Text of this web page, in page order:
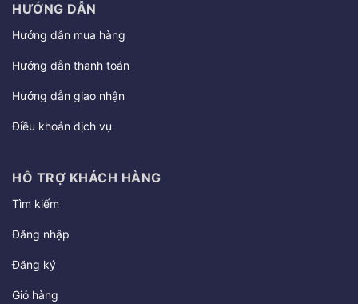
HƯỚNG DẪN
Hướng dẫn mua hàng
Hướng dẫn thanh toán
Hướng dẫn giao nhận
Điều khoản dịch vụ
HỖ TRỢ KHÁCH HÀNG
Tìm kiếm
Đăng nhập
Đăng ký
Giỏ hàng